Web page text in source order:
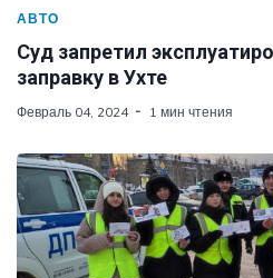
АВТО
Суд запретил
заправку в Ухте
Февраль 04, 2024 1 мин чтения